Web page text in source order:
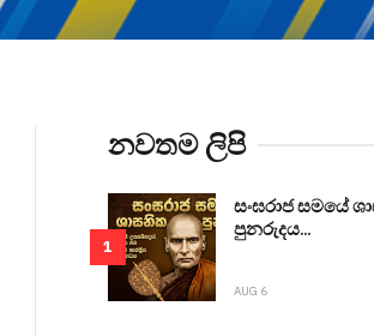
නවතම ලිපි
1
සංඝරාජ සමයේ
පුනරුදය...
AUG 6